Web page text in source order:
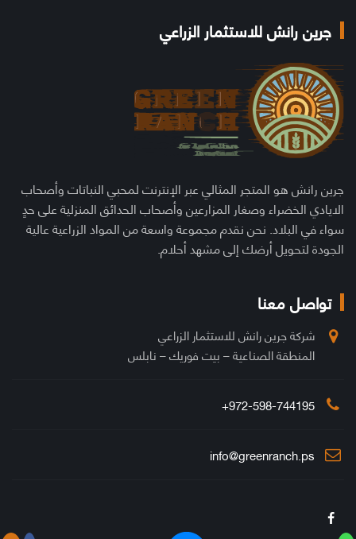
جرين رانش للاستثمار الزراعي
جرين رانش هو المتجر المثالي عبر الإنترنت لمحبي النباتات وأصحاب
الايادي الخضراء وصغار المزارعين وأصحاب الحدائق المنزلية على حدٍ
سواء في البلاد. نحن نقدم مجموعة واسعة من المواد الزراعية عالية
الجودة لتحويل أرضك إلى مشهد أحلام.
تواصل معنا
شركة جرين رانش للاستثمار الزراعي
المنطقة الصناعية – بيت فوريك – نابلس
972-598-744195+
info@greenranch.ps